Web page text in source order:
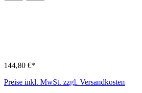
144,80 €*
Preise inkl. MwSt. zzgl. Versandkosten